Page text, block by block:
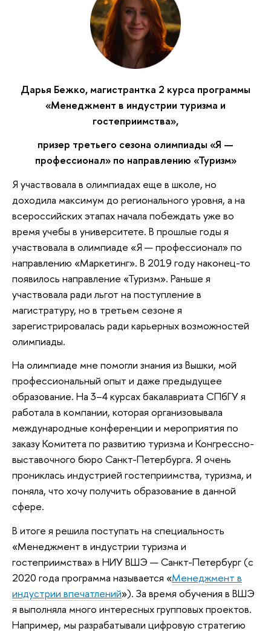
Дарья Бежко, магистрантка 2 курса программы
«Менеджмент в индустрии туризма и
гостеприимства»,
призер третьего сезона олимпиады «Я —
профессионал» по направлению «Туризм»
Я участвовала в олимпиадах еще в школе, но
доходила максимум до регионального уровня, а на
всероссийских этапах начала побеждать уже во
время учебы в университете. В прошлые годы я
участвовала в олимпиаде «Я — профессионал» по
направлению «Маркетинг». В 2019 году наконец-то
появилось направление «Туризм». Раньше я
участвовала ради льгот на поступление в
магистратуру, но в третьем сезоне я
зарегистрировалась ради карьерных возможностей
олимпиады.
На олимпиаде мне помогли знания из Вышки, мой
профессиональный опыт и даже предыдущее
образование. На 3–4 курсах бакалавриата СПбГУ я
работала в компании, которая организовывала
международные конференции и мероприятия по
заказу Комитета по развитию туризма и Конгрессно-
выставочного бюро Санкт-Петербурга. Я очень
прониклась индустрией гостеприимства, туризма, и
поняла, что хочу получить образование в данной
сфере.
В итоге я решила поступать на специальность
«Менеджмент в индустрии туризма и
гостеприимства» в НИУ ВШЭ — Санкт-Петербург (с
2020 года программа называется «Менеджмент в
индустрии впечатлений»). За время обучения в ВШЭ
я выполняла много интересных групповых проектов.
Например, мы разрабатывали цифровую стратегию